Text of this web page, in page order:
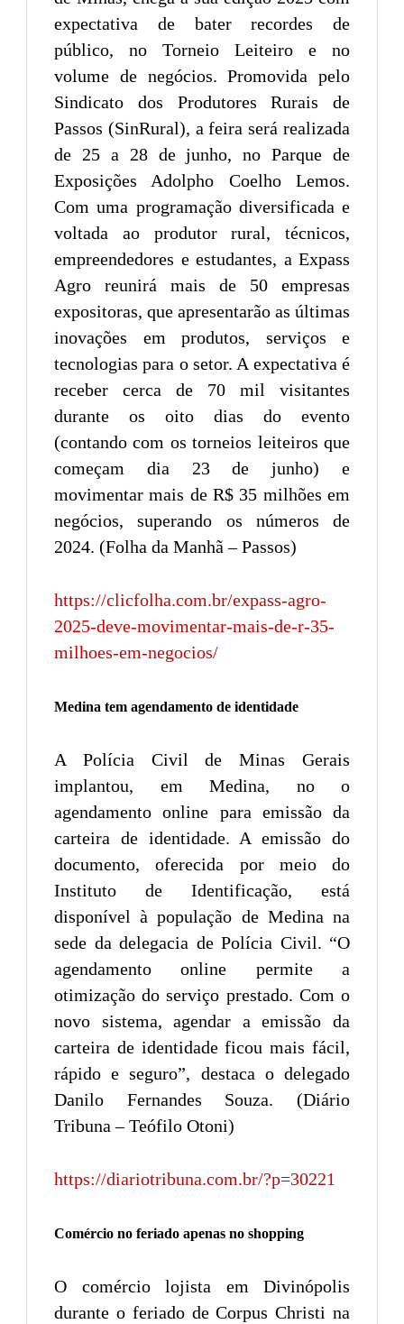
expectativa de bater recordes de
público, no Torneio Leiteiro e no
volume de negócios. Promovida pelo
Sindicato dos Produtores Rurais de
Passos (SinRural), a feira será realizada
de 25 a 28 de junho, no Parque de
Exposições Adolpho Coelho Lemos.
Com uma programação diversificada e
voltada ao produtor rural, técnicos,
empreendedores e estudantes, a Expass
Agro reunirá mais de 50 empresas
expositoras, que apresentarão as últimas
inovações em produtos, serviços e
tecnologias para o setor. A expectativa é
receber cerca de 70 mil visitantes
durante os oito dias do evento
(contando com os torneios leiteiros que
começam dia 23 de junho) e
movimentar mais de R$ 35 milhões em
negócios, superando os números de
2024. (Folha da Manhã – Passos)
https://clicfolha.com.br/expass-agro-
2025-deve-movimentar-mais-de-r-35-
milhoes-em-negocios/
Medina tem agendamento de identidade
A Polícia Civil de Minas Gerais
implantou, em Medina, no o
agendamento online para emissão da
carteira de identidade. A emissão do
documento, oferecida por meio do
Instituto de Identificação, está
disponível à população de Medina na
sede da delegacia de Polícia Civil. “O
agendamento online permite a
otimização do serviço prestado. Com o
novo sistema, agendar a emissão da
carteira de identidade ficou mais fácil,
rápido e seguro”, destaca o delegado
Danilo Fernandes Souza. (Diário
Tribuna – Teófilo Otoni)
https://diariotribuna.com.br/?p=30221
Comércio no feriado apenas no shopping
O comércio lojista em Divinópolis
durante o feriado de Corpus Christi na